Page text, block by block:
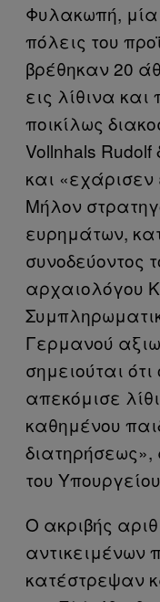
Φυλακωπή, μία
πόλεις του
βρέθηκαν 20
εις λίθινα
ποικίλως
Vollnhals
και «εχάρισεν
Μήλον
ευρημάτων,
συνοδεύοντος
αρχαιολόγου
Γερμανού
σημειούται
απεκόμισε
καθημένου
του
Ο ακριβής
αντικειμένων
κατέστρεψαν